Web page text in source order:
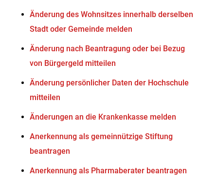
Änderung des Wohnsitzes innerhalb derselben
Stadt oder Gemeinde melden
Änderung nach Beantragung oder bei Bezug
von Bürgergeld mitteilen
Änderung persönlicher Daten der Hochschule
mitteilen
Änderungen an die Krankenkasse melden
Anerkennung als gemeinnützige Stiftung
beantragen
Anerkennung als Pharmaberater beantragen